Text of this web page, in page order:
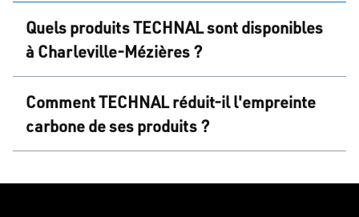
Quels produits TECHNAL sont disponibles
à Charleville-Mézières ?
TECHNAL proposent l’ensemble de la gamme
fenêtres, portes d’entrée, portes-fenêtres, baies
coulissantes, vérandas, pergolas, volets, brise-
Comment TECHNAL réduit-il l'empreinte
carbone de ses produits ?
75R, composé d’au moins 75 % d’aluminium